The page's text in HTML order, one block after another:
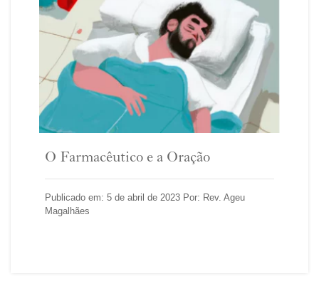
O Farmacêutico e a Oração
Publicado em: 5 de abril de 2023 Por: Rev. Ageu
Magalhães